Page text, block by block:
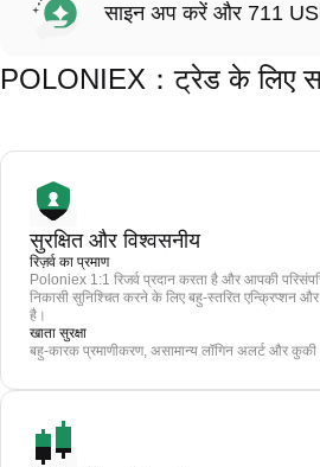
साइन अप करें और 711
POLONIEX：ट्रेड के लिए
सुरक्षित और विश्वसनीय
रिज़र्व का प्रमाण
Poloniex 1:1 रिजर्व प्रदान करता है और आपकी
निकासी सुनिश्चित करने के लिए बहु-स्तरित एन्क्रिप्शन
है।
खाता सुरक्षा
बहु-कारक प्रमाणीकरण, असामान्य लॉगिन अलर्ट और कुकी